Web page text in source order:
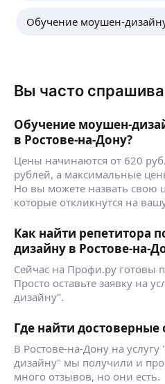
Обучение моушен-
Вы часто
Обучение моушен-
в Ростове-на-Дону?
Цены начинаются от 620
рублей, а максимальные
Но вы можете назвать свою
которые откликнутся на
Как найти репетитора
дизайну в Ростове-на-
Сейчас на Профи.ру готовы
Просто оставьте заявку на
дизайну".
Где найти достоверные
В Ростове-на-Дону на
дизайну" мы получили и
много отзывов, но они есть.